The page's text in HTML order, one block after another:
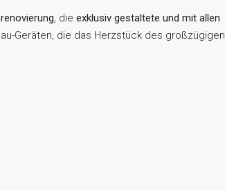
, die exklusiv gestaltete und mit allen
Geräten, die das Herzstück des großzügigen,